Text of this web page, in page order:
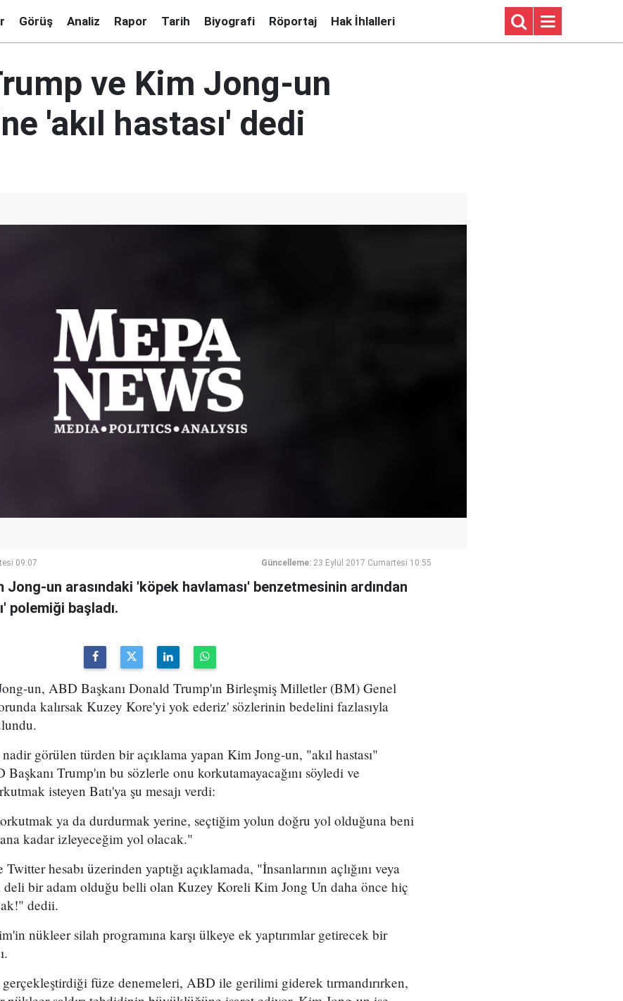
Görüş Analiz Rapor Tarih Biyografi Röportaj Hak İhlalleri
ve Kim Jong-un
'akıl hastası' dedi
09:07 Güncelleme: 23 Eylül 2017 Cumartesi 10:55
Jong-un arasındaki 'köpek havlaması' benzetmesinin ardından
polemiği başladı.
un, ABD Başkanı Donald Trump'ın Birleşmiş Milletler (BM) Genel
kalırsak Kuzey Kore'yi yok ederiz' sözlerinin bedelini fazlasıyla
görülen türden bir açıklama yapan Kim Jong-un, "akıl hastası"
Trump'ın bu sözlerle onu korkutamayacağını söyledi ve
isteyen Batı'ya şu mesajı verdi:
ya da durdurmak yerine, seçtiğim yolun doğru yol olduğuna beni
kadar izleyeceğim yol olacak."
hesabı üzerinden yaptığı açıklamada, "İnsanlarının açlığını veya
deli bir adam olduğu belli olan Kuzey Koreli Kim Jong Un daha önce hiç
dedii.
nükleer silah programına karşı ülkeye ek yaptırımlar getirecek bir
füze denemeleri, ABD ile gerilimi giderek tırmandırırken,